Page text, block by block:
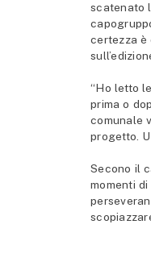
scatenato
certezza è
“Ho letto
prima o
comunale
progetto.
Secono il
momenti